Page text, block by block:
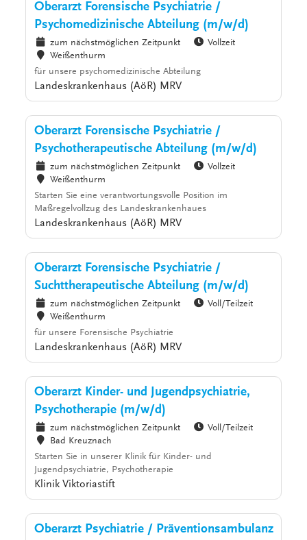
Oberarzt Forensische Psychiatrie /
Psychomedizinische Abteilung (m/w/d)
zum nächstmöglichen Zeitpunkt
Vollzeit
Weißenthurm
für unsere psychomedizinische Abteilung
Landeskrankenhaus (AöR) MRV
Oberarzt Forensische Psychiatrie /
Psychotherapeutische Abteilung (m/w/d)
zum nächstmöglichen Zeitpunkt
Vollzeit
Weißenthurm
Starten Sie eine verantwortungsvolle Position im
Maßregelvollzug des Landeskrankenhaues
Landeskrankenhaus (AöR) MRV
Oberarzt Forensische Psychiatrie /
Suchttherapeutische Abteilung (m/w/d)
zum nächstmöglichen Zeitpunkt
Voll/Teilzeit
Weißenthurm
für unsere Forensische Psychiatrie
Landeskrankenhaus (AöR) MRV
Oberarzt Kinder- und Jugendpsychiatrie,
Psychotherapie (m/w/d)
zum nächstmöglichen Zeitpunkt
Voll/Teilzeit
Bad Kreuznach
Starten Sie in unserer Klinik für Kinder- und
Jugendpsychiatrie, Psychotherapie
Klinik Viktoriastift
Oberarzt Psychiatrie / Präventionsambulanz